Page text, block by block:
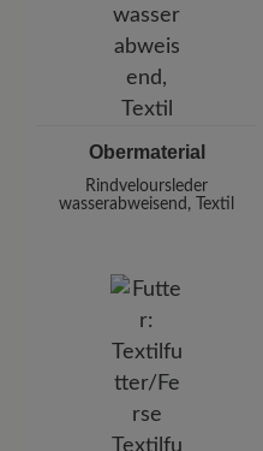
Obermaterial
Rindveloursleder
wasserabweisend, Textil